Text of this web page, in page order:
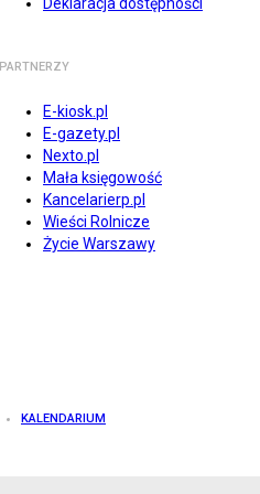
PARTNERZY
E-kiosk.pl
E-gazety.pl
Nexto.pl
Mała księgowość
Kancelarierp.pl
Wieści Rolnicze
Życie Warszawy
KALENDARIUM